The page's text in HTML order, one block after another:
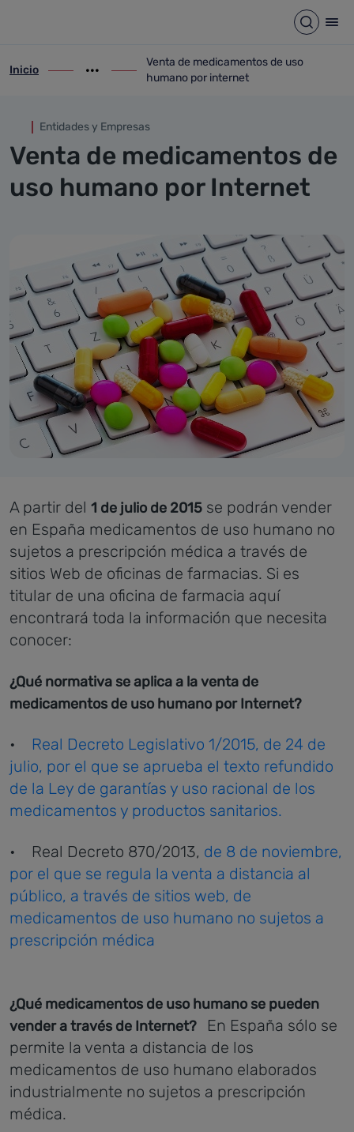
Venta de medicamentos de
Abrir
ir-a inicio
Inicio
Mostrar opciones del camino de migas
ir-a Venta de medicamentos de uso
Venta de medicamentos de uso
humano por internet
Entidades y Empresas
Venta de medicamentos de
uso humano por Internet
A partir del 1 de julio de 2015 se podrán vender
en España medicamentos de uso humano no
sujetos a prescripción médica a través de
sitios Web de oficinas de farmacias. Si es
titular de una oficina de farmacia aquí
encontrará toda la información que necesita
conocer:
¿Qué normativa se aplica a la venta de
medicamentos de uso humano por Internet?
• Real Decreto Legislativo 1/2015, de 24 de
julio, por el que se aprueba el texto refundido
de la Ley de garantías y uso racional de los
medicamentos y productos sanitarios.
• Real Decreto 870/2013, de 8 de noviembre,
por el que se regula la venta a distancia al
público, a través de sitios web, de
medicamentos de uso humano no sujetos a
prescripción médica
¿Qué medicamentos de uso humano se pueden
vender a través de Internet?
En España sólo se
permite la venta a distancia de los
medicamentos de uso humano elaborados
industrialmente no sujetos a prescripción
médica.